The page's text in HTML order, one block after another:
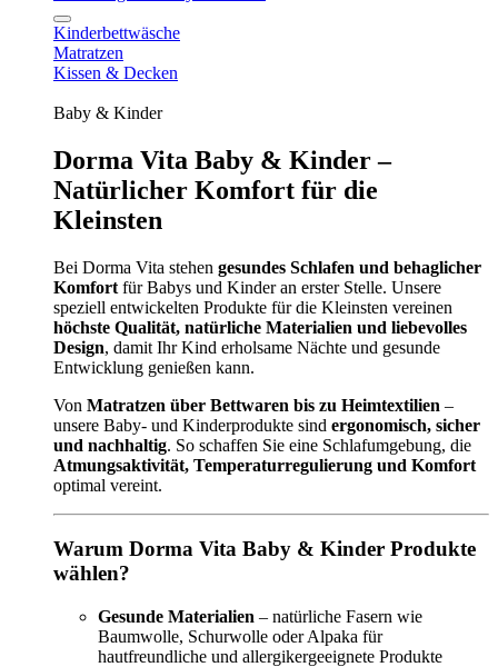
Kinderbettwäsche
Matratzen
Kissen & Decken
Baby & Kinder
Dorma Vita Baby & Kinder –
Natürlicher Komfort für die
Kleinsten
Bei Dorma Vita stehen gesundes Schlafen und behaglicher
Komfort für Babys und Kinder an erster Stelle. Unsere
speziell entwickelten Produkte für die Kleinsten vereinen
höchste Qualität, natürliche Materialien und liebevolles
Design, damit Ihr Kind erholsame Nächte und gesunde
Entwicklung genießen kann.
Von Matratzen über Bettwaren bis zu Heimtextilien –
unsere Baby- und Kinderprodukte sind ergonomisch, sicher
und nachhaltig. So schaffen Sie eine Schlafumgebung, die
Atmungsaktivität, Temperaturregulierung und Komfort
optimal vereint.
Warum Dorma Vita Baby & Kinder Produkte
wählen?
Gesunde Materialien – natürliche Fasern wie
Baumwolle, Schurwolle oder Alpaka für
hautfreundliche und allergikergeeignete Produkte